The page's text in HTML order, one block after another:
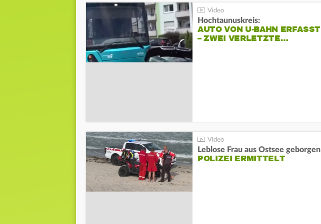
Hochtaunuskreis:
AUTO VON U-BAHN ERFASST
– ZWEI VERLETZTE…
Leblose Frau aus Ostsee geborgen
POLIZEI ERMITTELT